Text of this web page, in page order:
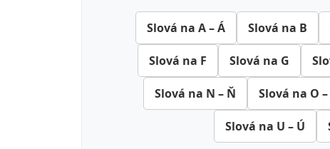
Slová na A – Á Slová na B
Slová na F Slová na G
Slová na N – Ň Slová na O –
Slová na U – Ú